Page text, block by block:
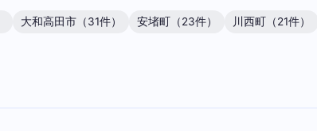
大和高田市（31件） 安堵町（23件）
川西町（21件）